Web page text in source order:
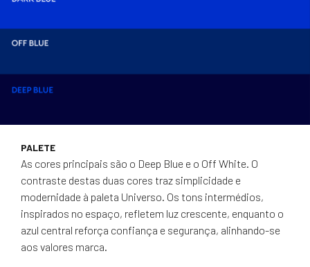
PALETE
As cores principais são o Deep Blue e o Off White. O
contraste destas duas cores traz simplicidade e
modernidade à paleta Universo. Os tons intermédios,
inspirados no espaço, refletem luz crescente, enquanto o
azul central reforça confiança e segurança, alinhando-se
aos valores marca.